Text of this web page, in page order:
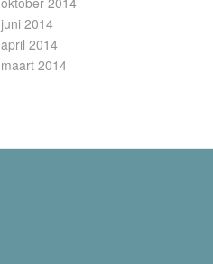
juni 2014
april 2014
maart 2014